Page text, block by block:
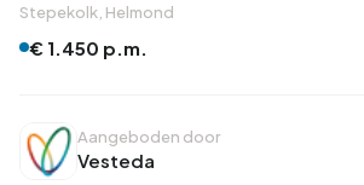
Stepekolk, Helmond
€ 1.450 p.m.
Aangeboden door
Vesteda